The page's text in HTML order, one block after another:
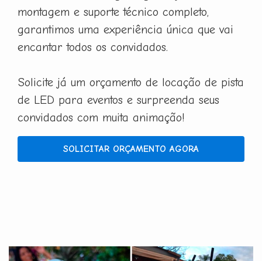
montagem e suporte técnico completo,
garantimos uma experiência única que vai
encantar todos os convidados.
Solicite já um orçamento de locação de pista
de LED para eventos e surpreenda seus
convidados com muita animação!
SOLICITAR ORÇAMENTO AGORA